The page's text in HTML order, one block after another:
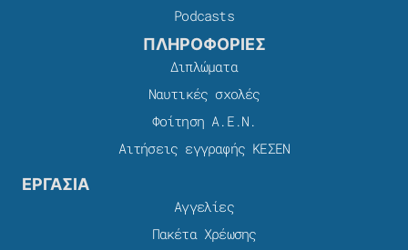
Podcasts
ΠΛΗΡΟΦΟΡΙΕΣ
Διπλώματα
Ναυτικές σχολές
Φοίτηση Α.Ε.Ν.
Αιτήσεις εγγραφής ΚΕΣΕΝ
ΕΡΓΑΣΙΑ
Αγγελίες
Πακέτα Χρέωσης​